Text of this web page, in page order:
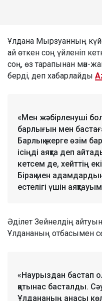
Ұлдана Мырзуанның
ай өткен соң үйленіп
соң, өз тарапынан мән-
берді, деп хабарлайды
«Мен жәбірленуші
барлығын мен
Барлық жерге өзім
ісіңді аяқта деп
кетсем де, хейттің
Бірақ мен
естелігі үшін
Әділет Зейнелдің
Ұлдананың отбасымен
«Наурыздан бастап
қатынас басталды.
Ұлдананың анасы